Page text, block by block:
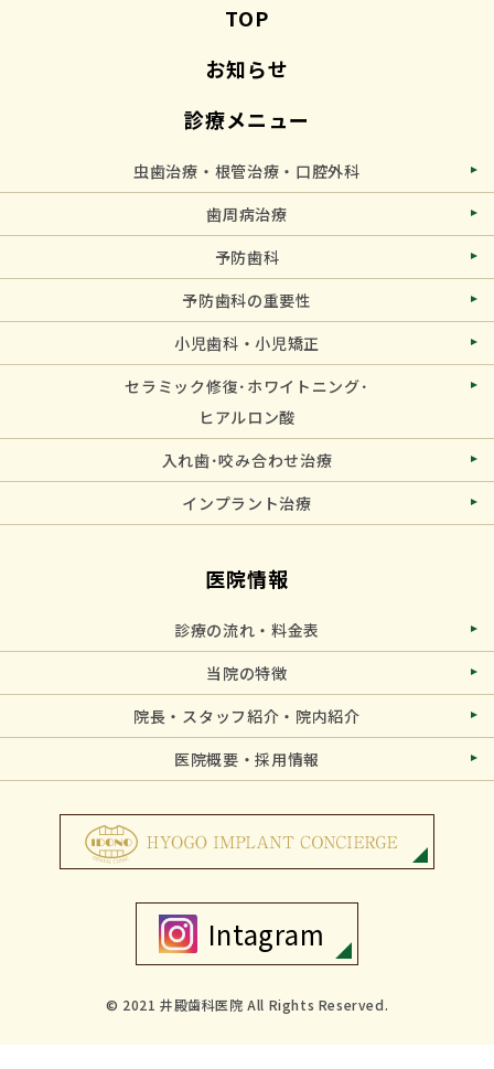
TOP
お知らせ
診療メニュー
虫歯治療・根管治療・口腔外科
歯周病治療
予防歯科
予防歯科の重要性
小児歯科・小児矯正
セラミック修復･ホワイトニング･
ヒアルロン酸
入れ歯･咬み合わせ治療
インプラント治療
医院情報
診療の流れ・料金表
当院の特徴
院長・スタッフ紹介・院内紹介
医院概要・採用情報
Intagram
© 2021 井殿歯科医院 All Rights Reserved.